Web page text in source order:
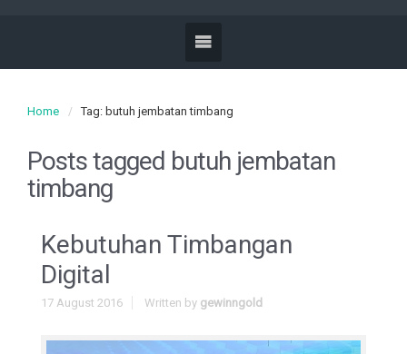
Home Tag: butuh jembatan timbang
Posts tagged butuh jembatan
timbang
Kebutuhan Timbangan
Digital
17 August 2016 Written by gewinngold